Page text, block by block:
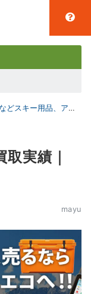
品の買取なら仙台の【山とエコ】
実績｜
mayu